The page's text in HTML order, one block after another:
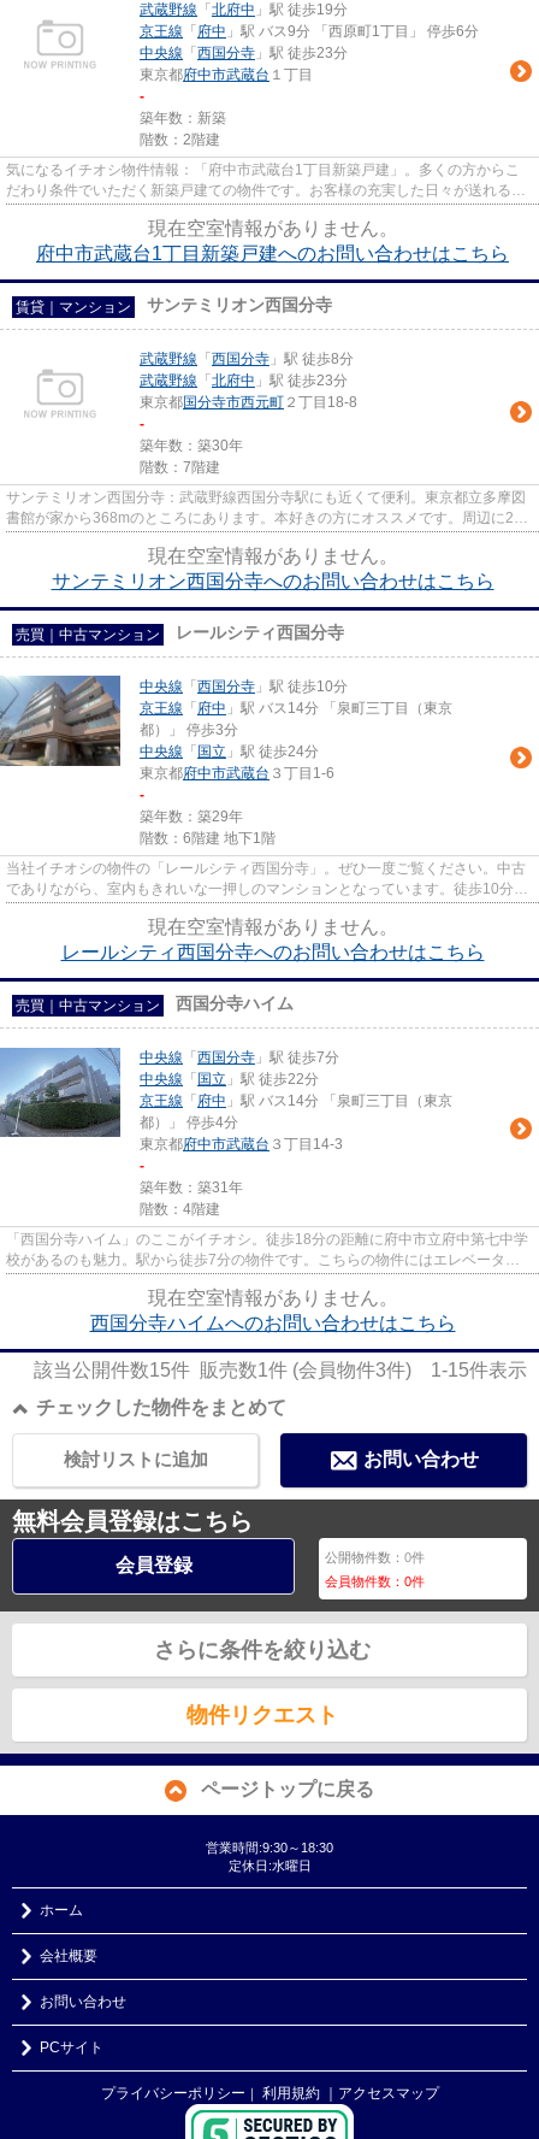
武蔵野線 「 北府中 」駅 徒歩19分
京王線 「 府中 」駅 バス9分 「西原町1丁目」 停歩6分
中央線 「 西国分寺 」駅 徒歩23分
東京都府中市武蔵台 １丁目
-
築年数：新築
階数：2階建
気になるイチオシ物件情報：「府中市武蔵台1丁目新築戸建」。多くの方からこ
だわり条件でいただく新築戸建ての物件です。お客様の充実した日々が送れる戸
現在空室情報がありません。
府中市武蔵台1丁目新築戸建へのお問い合わせはこちら
賃貸｜マンション サンテミリオン西国分寺
武蔵野線 「 西国分寺 」駅 徒歩8分
武蔵野線 「 北府中 」駅 徒歩23分
東京都国分寺市西元町 ２丁目18-8
-
築年数：築30年
階数：7階建
サンテミリオン西国分寺：武蔵野線西国分寺駅にも近くて便利。東京都立多摩図
書館が家から368mのところにあります。本好きの方にオススメです。周辺に2駅
現在空室情報がありません。
サンテミリオン西国分寺へのお問い合わせはこちら
売買｜中古マンション レールシティ西国分寺
中央線 「 西国分寺 」駅 徒歩10分
京王線 「 府中 」駅 バス14分 「泉町三丁目（東京
都）」 停歩3分
中央線 「 国立 」駅 徒歩24分
東京都府中市武蔵台 ３丁目1-6
-
築年数：築29年
階数：6階建 地下1階
当社イチオシの物件の「レールシティ西国分寺」。ぜひ一度ご覧ください。中古
でありながら、室内もきれいな一押しのマンションとなっています。徒歩10分圏
現在空室情報がありません。
レールシティ西国分寺へのお問い合わせはこちら
売買｜中古マンション 西国分寺ハイム
中央線 「 西国分寺 」駅 徒歩7分
中央線 「 国立 」駅 徒歩22分
京王線 「 府中 」駅 バス14分 「泉町三丁目（東京
都）」 停歩4分
東京都府中市武蔵台 ３丁目14-3
-
築年数：築31年
階数：4階建
「西国分寺ハイム」のここがイチオシ。徒歩18分の距離に府中市立府中第七中学
校があるのも魅力。駅から徒歩7分の物件です。こちらの物件にはエレベーター
現在空室情報がありません。
西国分寺ハイムへのお問い合わせはこちら
該当公開件数15件 販売数1件 (会員物件3件) 1-15件表示
チェックした物件をまとめて
お問い合わせ
検討リストに追加
無料会員登録はこちら
会員登録 公開物件数：0件
会員物件数：0件
さらに条件を絞り込む
物件リクエスト
ページトップに戻る
営業時間:9:30～18:30
定休日:水曜日
ホーム
会社概要
お問い合わせ
PCサイト
プライバシーポリシー ｜ 利用規約 ｜アクセスマップ